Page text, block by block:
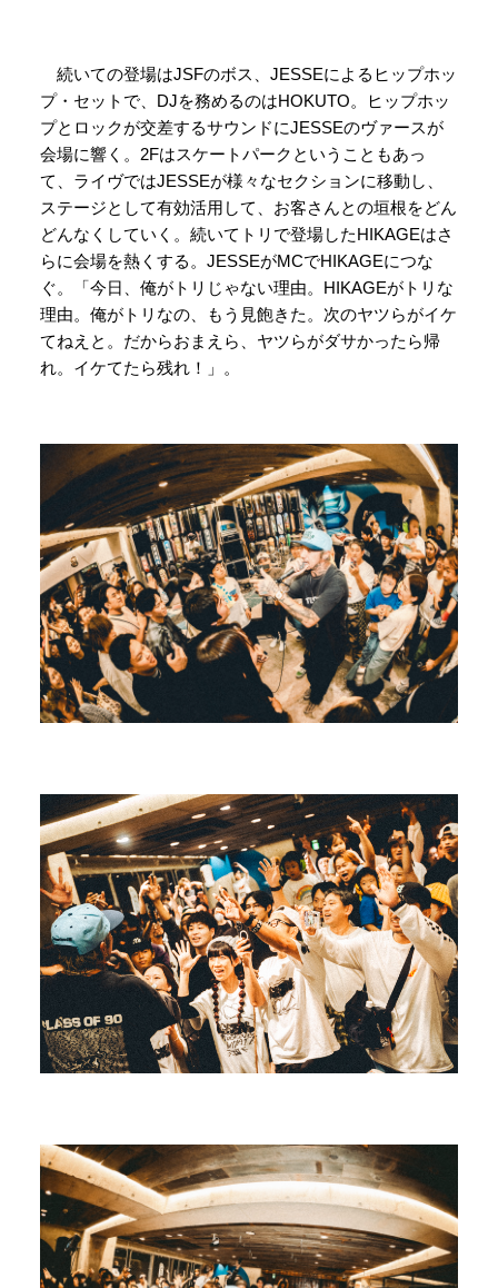
続いての登場はJSFのボス、JESSEによるヒップホッ
プ・セットで、DJを務めるのはHOKUTO。ヒップホッ
プとロックが交差するサウンドにJESSEのヴァースが
会場に響く。2Fはスケートパークということもあっ
て、ライヴではJESSEが様々なセクションに移動し、
ステージとして有効活用して、お客さんとの垣根をどん
どんなくしていく。続いてトリで登場したHIKAGEはさ
らに会場を熱くする。JESSEがMCでHIKAGEにつな
ぐ。「今日、俺がトリじゃない理由。HIKAGEがトリな
理由。俺がトリなの、もう見飽きた。次のヤツらがイケ
てねえと。だからおまえら、ヤツらがダサかったら帰
れ。イケてたら残れ！」。